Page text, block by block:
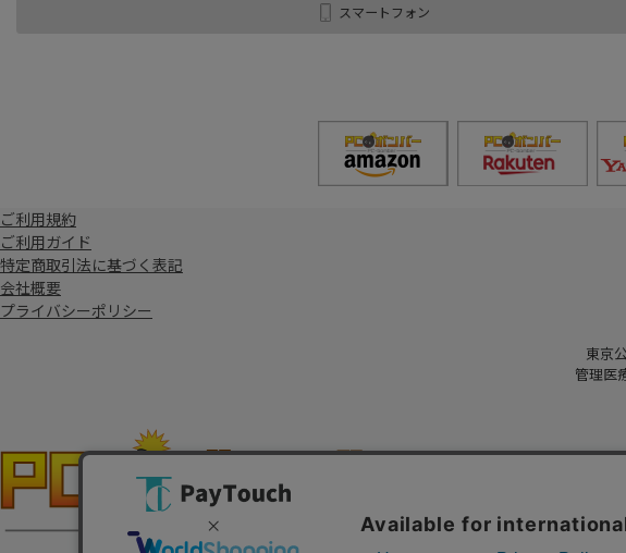
スマートフォン
ご利用規約
ご利用ガイド
特定商取引法に基づく表記
会社概要
プライバシーポリシー
東京
管理医